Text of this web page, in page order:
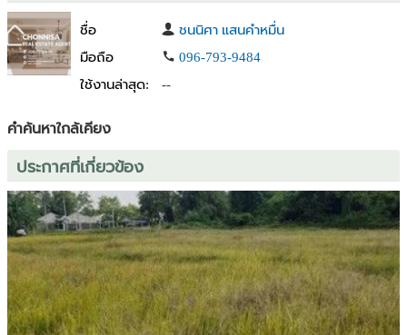
ชื่อ
ชนนิศา แสนคำหมื่น
มือถือ
096-793-9484
ใช้งานล่าสุด:
--
คำค้นหาใกล้เคียง
ประกาศที่เกี่ยวข้อง